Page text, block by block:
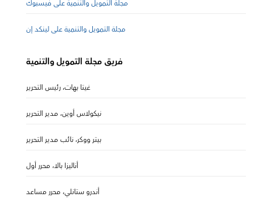
مجلة التمويل والتنمية على فيسبوك
مجلة التمويل والتنمية على لينكد إن
فريق مجلة التمويل والتنمية
غيتا بهات، رئيس التحرير
نيكولاس أوين، مدير التحرير
بيتر ووكر، نائب مدير التحرير
أناليزا بالا، محرر أول
أندرو ستانلي، محرر مساعد